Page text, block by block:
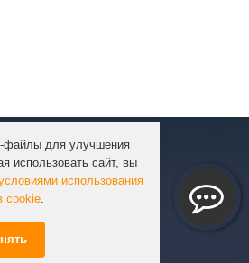
файлы для улучшения
использовать сайт, вы
использования
cookie.
КОМПАНИЯ
КАТАЛОГ
УСЛУГИ
ИНФОРМАЦИЯ